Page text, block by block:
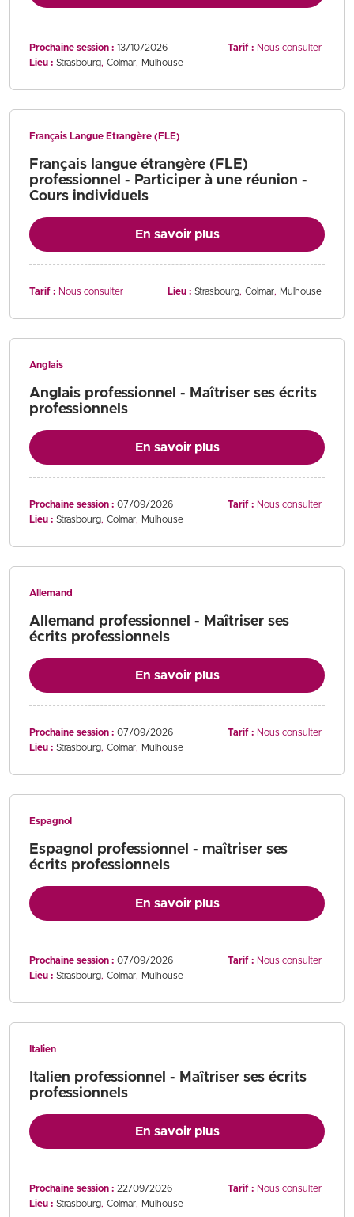
Prochaine session : 13/10/2026 Tarif : Nous consulter
Lieu : Strasbourg Colmar Mulhouse
Français Langue Etrangère (FLE)
Français langue étrangère (FLE)
professionnel - Participer à une réunion -
Cours individuels
En savoir plus
Tarif : Nous consulter Lieu : Strasbourg Colmar Mulhouse
Anglais
Anglais professionnel - Maîtriser ses écrits
professionnels
En savoir plus
Prochaine session : 07/09/2026 Tarif : Nous consulter
Lieu : Strasbourg Colmar Mulhouse
Allemand
Allemand professionnel - Maîtriser ses
écrits professionnels
En savoir plus
Prochaine session : 07/09/2026 Tarif : Nous consulter
Lieu : Strasbourg Colmar Mulhouse
Espagnol
Espagnol professionnel - maîtriser ses
écrits professionnels
En savoir plus
Prochaine session : 07/09/2026 Tarif : Nous consulter
Lieu : Strasbourg Colmar Mulhouse
Italien
Italien professionnel - Maîtriser ses écrits
professionnels
En savoir plus
Prochaine session : 22/09/2026 Tarif : Nous consulter
Lieu : Strasbourg Colmar Mulhouse